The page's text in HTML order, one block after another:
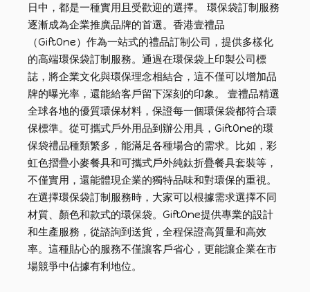
日中，都是一種實用且受歡迎的選擇。 環保袋訂制服務
逐漸成為企業推廣品牌的首選。香港壹禮品
（GiftOne）作為一站式的禮品訂制公司，提供多樣化
的高端環保袋訂制服務。通過在環保袋上印製公司標
誌，將企業文化與環保理念相結合，這不僅可以增加品
牌的曝光率，還能給客戶留下深刻的印象。 壹禮品精選
全球各地的優質環保材料，保證每一個環保袋都符合環
保標準。從可攜式戶外用品到辦公用具，GiftOne的環
保袋禮品種類繁多，能滿足各種場合的需求。比如，彩
虹色摺疊小麥餐具和可攜式戶外純鈦折疊餐具套裝等，
不僅實用，還能體現企業的獨特品味和對環保的重視。
在選擇環保袋訂制服務時，大家可以根據需求選擇不同
材質、顏色和款式的環保袋。GiftOne提供專業的設計
和生產服務，從諮詢到送貨，全程保證高質量和高效
率。這種貼心的服務不僅讓客戶省心，更能讓企業在市
場競爭中佔據有利地位。